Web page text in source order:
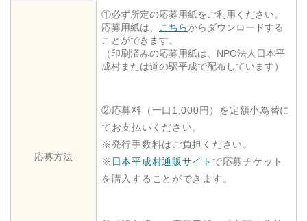
応募方法
①必ず所定の応募用紙をご利用ください。
応募用紙は、
こちらからダウンロードする
ことができます。
（印刷済みの応募用紙は、NPO法人日本平
成村または道の駅平成で配布しています）
②応募料（一口1,000円）を定額小為替に
てお支払いください。
※発行手数料はご負担ください。
※ 日本平成村通販サイト で応募チケット
を購入することができます。